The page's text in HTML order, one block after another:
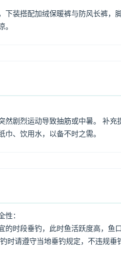
下装搭配加绒保暖裤与防风长裤，
剧烈运动导致抽筋或中暑。 补充
、饮用水，以备不时之需。
：
的时段垂钓，此时鱼活跃度高，鱼
时请遵守当地垂钓规定，不违规垂